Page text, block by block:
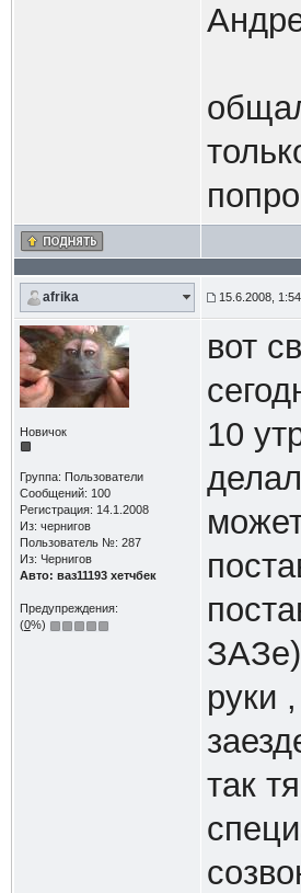
afrika 15.6.2008, 1:54
Новичок
Группа: Пользователи
Сообщений: 100
Регистрация: 14.1.2008
Из: чернигов
Пользователь №: 287
Из: Чернигов
Авто: ваз11193 хетчбек
Предупреждения:
(0%)
вот
10
руки
так